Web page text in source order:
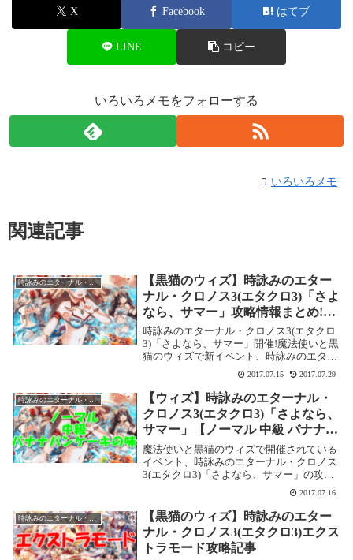
X Facebook はてブ
LINE コピー
いろいろメモをフォローする
いろいろメモ
関連記事
時詠みのエターナル・クロノス3(エタクロ3)
【黒猫のウィズ】時詠みのエター
ナル・クロノス3(エタクロ3)「さよ
なら、サマー」攻略情報まとめ!時
の聖砂(S)情報もあります。
時詠みのエターナル・クロノス3(エタクロ
3)「さよなら、サマー」開催!魔法使いと黒
猫のウィズで新イベント、時詠みのエター
ナル・クロノス3(エタクロ3)「さよなら、
サマー」が始まりました。過去に開催され
ていた「時詠みのエターナル・クロノス」
と...
2017.07.15 2017.07.29
時詠みのエターナル・クロノス3(エタクロ3)
【ウィズ】時詠みのエターナル・
クロノス3(エタクロ3)「さよなら、
サマー」【ノーマル 中級 バナナパ
ンケーキの味】攻略情報！
魔法使いと黒猫のウィズで開催されている
イベント、時詠みのエターナル・クロノス
3(エタクロ3)「さよなら、サマー」の攻略
記事です。ここでは【ノーマル 中級 バナ
ナパンケーキの味】を攻略します。時詠み
のエターナル・クロノス3(エタクロ3)【ノ
ー...
2017.07.16
時詠みのエターナル・クロノス3(エタクロ3)
【黒猫のウィズ】時詠みのエター
ナル・クロノス3(エタクロ3)エクス
トラモード攻略記事